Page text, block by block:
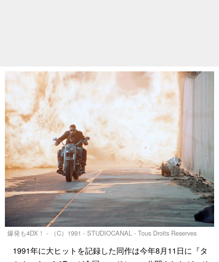
爆発も4DX！ - （C）1991 - STUDIOCANAL - Tous Droits Reserves
1991年に大ヒットを記録した同作は今年8月11日に『タ